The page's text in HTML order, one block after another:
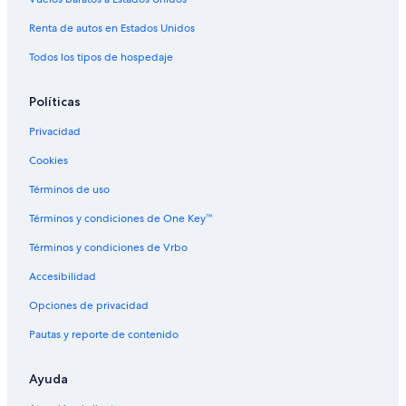
a
e
i
i
a
a
P
u
n
o
z
m
u
o
s
e
ú
t
l
u
n
o
i
a
a
P
e
u
u
o
A
A
Renta de autos en Estados Unidos
Todos los tipos de hospedaje
Políticas
Privacidad
Cookies
Términos de uso
Términos y condiciones de One Key™
Términos y condiciones de Vrbo
Accesibilidad
Opciones de privacidad
Pautas y reporte de contenido
Ayuda